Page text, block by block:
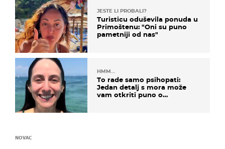
JESTE LI PROBALI?
Turisticu oduševila ponuda u
Primoštenu: "Oni su puno
pametniji od nas"
HMM…
To rade samo psihopati:
Jedan detalj s mora može
vam otkriti puno o
NOVAC